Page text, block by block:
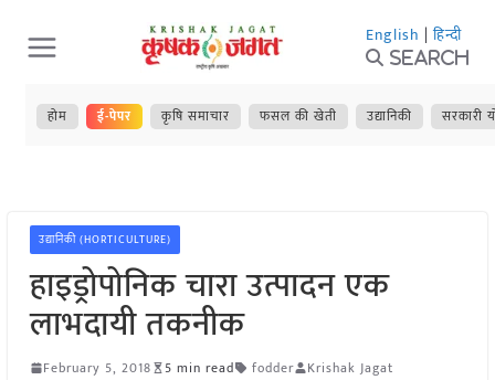
Skip
to
content
English | हिन्दी
Search
होम ई-पेपर कृषि समाचार फसल की खेती उद्यानिकी सरकारी
उद्यानिकी (HORTICULTURE)
हाइड्रोपोनिक चारा उत्पादन एक
लाभदायी तकनीक
February 5, 2018 5 min read fodder Krishak Jagat